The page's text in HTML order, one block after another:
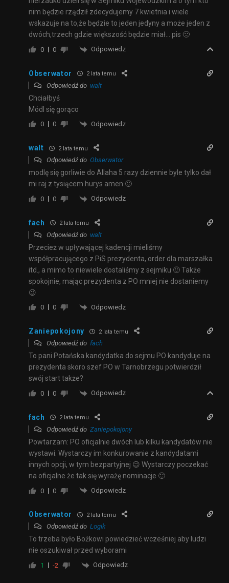
nim będzie rządził zdecydujemy 7 kwietnia i wiele
wskazuje na to,że będzie to jeden jedyny a może jeden z
dwóch,trzech gdzie większość będzie miał… pis 🙂
0 0 Odpowiedz
Obserwator 2 lata temu
Odpowiedź do walt
Chciałbyś
Módl się gorąco
0 0 Odpowiedz
walt 2 lata temu
Odpowiedź do Obserwator
modlę się gorliwie do Allaha 5 razy dziennie byle tylko dał
mi raj z tysiącem hurys amen 🙂
0 0 Odpowiedz
fach 2 lata temu
Odpowiedź do walt
Przecież w upływającej kadencji mieliśmy
współpracującego z PiS prezydenta, order dla marszałka
itd., a mimo to niewiele dostaliśmy z sejmiku 🙂 Także
spokojnie, mając prezydenta z PO mniej nie dostaniemy
😉
0 0 Odpowiedz
Zaniepokojony 2 lata temu
Odpowiedź do fach
To pani Potańska kandydatka do sejmu PO kandyduje na
prezydenta skoro szef PO w Tarnobrzegu potwierdził
swój start także?
0 0 Odpowiedz
fach 2 lata temu
Odpowiedź do Zaniepokojony
Powtarzam: PO oficjalnie dwóch lub kilku kandydatów nie
wystawi. Wystarczy im konkurowanie z kandydatami
innych opcji, w tym bezpartyjnej 😉 Wystarczy poczekać
na oficjalne że tak się wyrażę nominacje 🙂
0 0 Odpowiedz
Obserwator 2 lata temu
Odpowiedź do Logik
To trzeba było Bożkowi powiedzieć wcześniej aby ludzi
nie oszukiwał przed wyborami
1 -2 Odpowiedz